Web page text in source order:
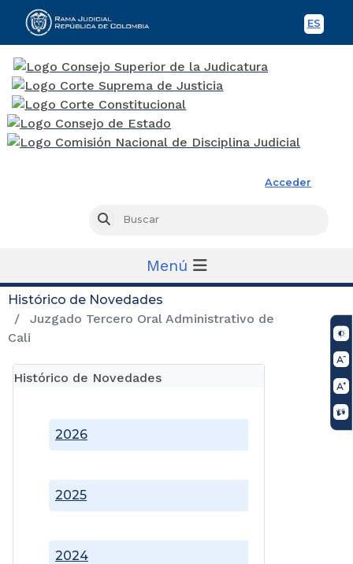
ES
Acceder
Buscar
Menú
Histórico de Novedades
Juzgado Tercero Oral Administrativo de
Cali
Histórico de Novedades
2024
2025
2026